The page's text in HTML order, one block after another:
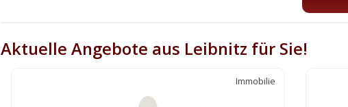
Aktuelle Angebote aus Leibnitz für Sie!
Immobilie